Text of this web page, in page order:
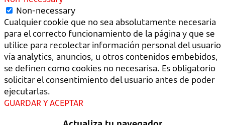
Non-necessary
Cualquier cookie que no sea absolutamente necesaria
para el correcto funcionamiento de la página y que se
utilice para recolectar información personal del usuario
vía analytics, anuncios, u otros contenidos embebidos,
se definen como cookies no necesarisa. Es obligatorio
solicitar el consentimiento del usuario antes de poder
ejecutarlas.
GUARDAR Y ACEPTAR